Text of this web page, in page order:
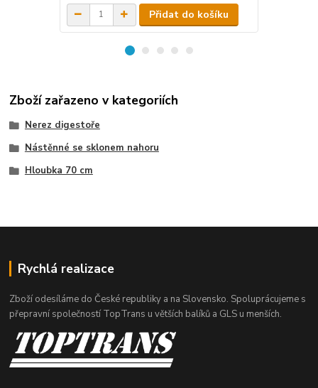
Přidat do košíku
Zboží zařazeno v kategoriích
Nerez digestoře
Nástěnné se sklonem nahoru
Hloubka 70 cm
Rychlá realizace
Zboží odesíláme do České republiky a na Slovensko. Spoluprácujeme s
přepravní společností TopTrans u větších balíků a GLS u menších.